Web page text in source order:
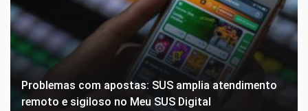
Problemas com apostas: SUS amplia atendimento
remoto e sigiloso no Meu SUS Digital